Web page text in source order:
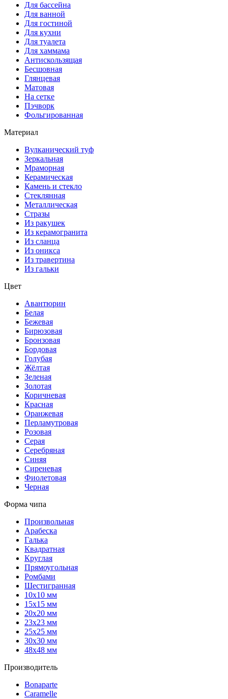
Для бассейна
Для ванной
Для гостиной
Для кухни
Для туалета
Для хаммама
Антискользящая
Бесшовная
Глянцевая
Матовая
На сетке
Пэчворк
Фольгированная
Материал
Вулканический туф
Зеркальная
Мраморная
Керамическая
Камень и стекло
Стеклянная
Металлическая
Стразы
Из ракушек
Из керамогранита
Из сланца
Из оникса
Из травертина
Из гальки
Цвет
Авантюрин
Белая
Бежевая
Бирюзовая
Бронзовая
Бордовая
Голубая
Жёлтая
Зеленая
Золотая
Коричневая
Красная
Оранжевая
Перламутровая
Розовая
Серая
Серебряная
Синяя
Сиреневая
Фиолетовая
Черная
Форма чипа
Произвольная
Арабеска
Галька
Квадратная
Круглая
Прямоугольная
Ромбами
Шестигранная
10х10 мм
15х15 мм
20х20 мм
23х23 мм
25х25 мм
30х30 мм
48х48 мм
Производитель
Bonaparte
Caramelle